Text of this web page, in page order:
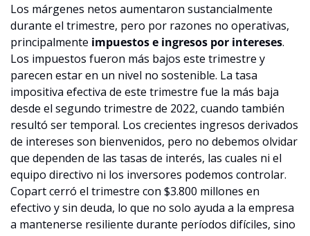
Los márgenes netos aumentaron sustancialmente
durante el trimestre, pero por razones no operativas,
principalmente impuestos e ingresos por intereses.
Los impuestos fueron más bajos este trimestre y
parecen estar en un nivel no sostenible. La tasa
impositiva efectiva de este trimestre fue la más baja
desde el segundo trimestre de 2022, cuando también
resultó ser temporal. Los crecientes ingresos derivados
de intereses son bienvenidos, pero no debemos olvidar
que dependen de las tasas de interés, las cuales ni el
equipo directivo ni los inversores podemos controlar.
Copart cerró el trimestre con $3.800 millones en
efectivo y sin deuda, lo que no solo ayuda a la empresa
a mantenerse resiliente durante períodos difíciles, sino